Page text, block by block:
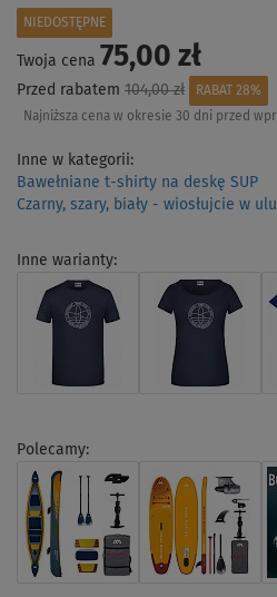
NIEDOSTĘPNE
Twoja cena 75,00 zł
Przed rabatem 104,00 zł
RABAT 28%
Najniższa cena w okresie 30 dni przed
Inne w kategorii:
Bawełniane t-shirty na deskę SUP
Czarny, szary, biały - wiosłujcie w
Inne warianty:
Polecamy: